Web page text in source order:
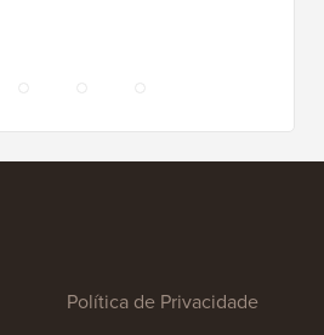
Política de Privacidade